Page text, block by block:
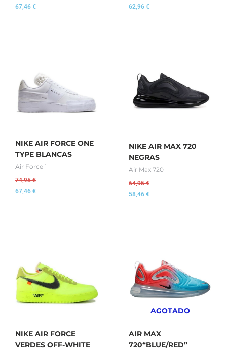
67,46 €
62,96 €
NIKE AIR FORCE ONE
TYPE BLANCAS
Air Force 1
74,95€
67,46 €
NIKE AIR MAX 720
NEGRAS
Air Max 720
64,95€
58,46 €
NIKE AIR FORCE
VERDES OFF-WHITE
AGOTADO
AIR MAX
720“BLUE/RED”
64,95 €.60,45 €.